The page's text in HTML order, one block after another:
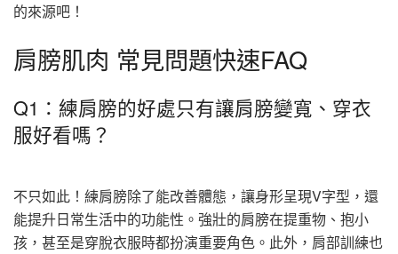
的來源吧！
肩膀肌肉 常見問題快速FAQ
Q1：練肩膀的好處只有讓肩膀變寬、穿衣
服好看嗎？
不只如此！練肩膀除了能改善體態，讓身形呈現V字型，還
能提升日常生活中的功能性。強壯的肩膀在提重物、抱小
孩，甚至是穿脫衣服時都扮演重要角色。此外，肩部訓練也